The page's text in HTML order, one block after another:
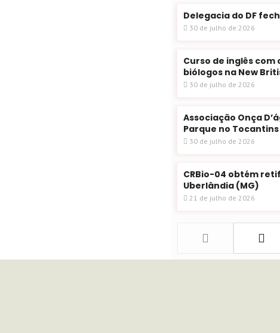
Delegacia do DF
30 de julho de 2026
Curso de inglês
biólogos na New
30 de julho de 2026
Associação Onça
Parque no Tocantins
30 de julho de 2026
CRBio-04 obtém
Uberlândia (MG)
21 de julho de 2026